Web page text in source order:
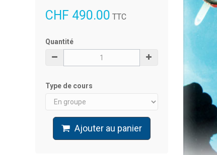
CHF 490.00 TTC
Quantité
Type de cours
Ajouter au panier